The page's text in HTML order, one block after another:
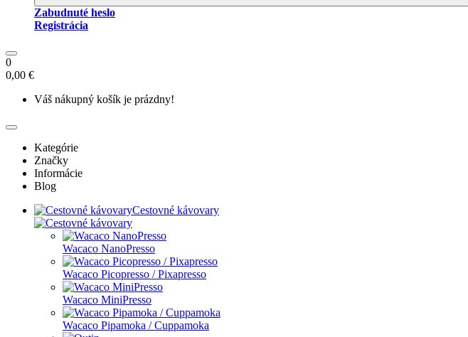
Zabudnuté heslo
Registrácia
0
0,00 €
Váš nákupný košík je prázdny!
Kategórie
Značky
Informácie
Blog
Cestovné kávovary
Wacaco NanoPresso
Wacaco Picopresso / Pixapresso
Wacaco MiniPresso
Wacaco Pipamoka / Cuppamoka